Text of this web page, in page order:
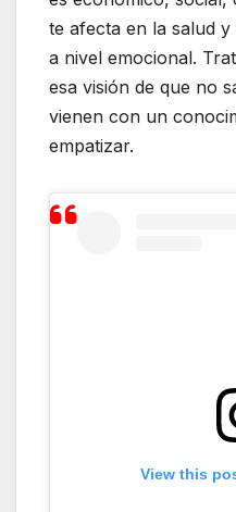
te afecta en la salud
a nivel emocional.
esa visión de que no
vienen con un
empatizar.
View this